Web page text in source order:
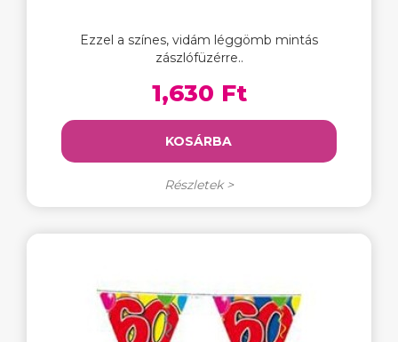
Ezzel a színes, vidám léggömb mintás
zászlófüzérre..
1,630 Ft
KOSÁRBA
Részletek >